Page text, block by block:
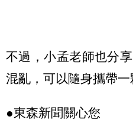
不過，小孟老師也分
混亂，可以隨身攜帶一
●東森新聞關心您